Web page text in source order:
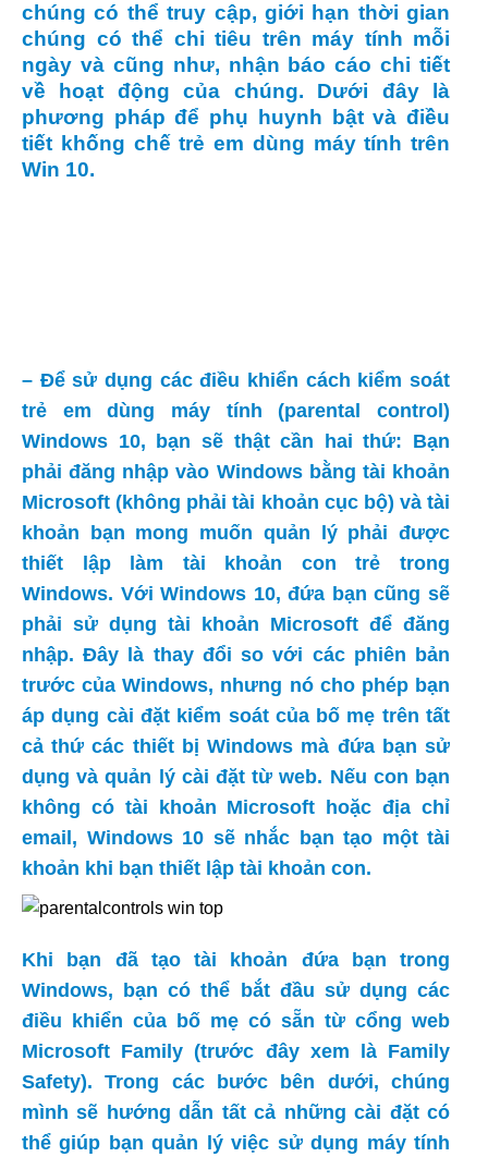
chúng có thể truy cập, giới hạn thời gian
chúng có thể chi tiêu trên máy tính mỗi
ngày và cũng như, nhận báo cáo chi tiết
về hoạt động của chúng. Dưới đây là
phương pháp để phụ huynh bật và điều
tiết khống chế trẻ em dùng máy tính trên
Win 10.
– Để sử dụng các điều khiển cách kiểm soát
trẻ em dùng máy tính (parental control)
Windows 10, bạn sẽ thật cần hai thứ: Bạn
phải đăng nhập vào Windows bằng tài khoản
Microsoft (không phải tài khoản cục bộ) và tài
khoản bạn mong muốn quản lý phải được
thiết lập làm tài khoản con trẻ trong
Windows. Với Windows 10, đứa bạn cũng sẽ
phải sử dụng tài khoản Microsoft để đăng
nhập. Đây là thay đổi so với các phiên bản
trước của Windows, nhưng nó cho phép bạn
áp dụng cài đặt kiểm soát của bố mẹ trên tất
cả thứ các thiết bị Windows mà đứa bạn sử
dụng và quản lý cài đặt từ web. Nếu con bạn
không có tài khoản Microsoft hoặc địa chỉ
email, Windows 10 sẽ nhắc bạn tạo một tài
khoản khi bạn thiết lập tài khoản con.
Khi bạn đã tạo tài khoản đứa bạn trong
Windows, bạn có thể bắt đầu sử dụng các
điều khiển của bố mẹ có sẵn từ cổng web
Microsoft Family (trước đây xem là Family
Safety). Trong các bước bên dưới, chúng
mình sẽ hướng dẫn tất cả những cài đặt có
thể giúp bạn quản lý việc sử dụng máy tính